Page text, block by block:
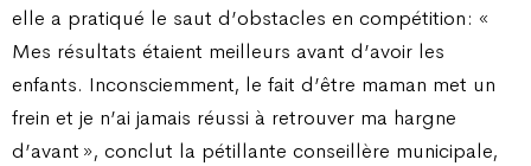
elle a pratiqué le saut d’obstacles en compétition : «
Mes résultats étaient meilleurs avant d’avoir les
enfants. Inconsciemment, le fait d’être maman met un
frein et je n’ai jamais réussi à retrouver ma hargne
d’avant », conclut la pétillante conseillère municipale,